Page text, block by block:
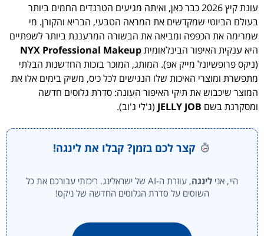
עונת קיץ 2026 כבר כאן, ואיתה מגיעים הטרנדים החמים ביותר
בעולם הביוטי שמקדשים את המראה הטבעי, הבריא והקורן. מי
שמרימה את הכפפה ומביאה את הבשורה המרעננת ביותר לשפתיים
היא ענקית האיפור הבינלאומיתNYX Professional Makeup
(ניקס פרופשיונל מייק אפ). המותג, המוכר בזכות החדשנות הבלתי
מתפשרת ומוצרי האיכות שלו הנגישים לכל כיס, משיק בימים אלו את
המוצר שיכבוש את תיקי האיפור העונה: סדרת גלוסים חדשה
ומסקרנת בשם JELLY JOB (ג'לי ג'וב).
קצר לכם בזמן? קבלו את לינגה!
היי, אני לינגה
, עוזרת ה-AI של ישראלינג. ריכזתי עבורכם את כל
השוסים על סדרת הגלוסים החדשה של ניקס!